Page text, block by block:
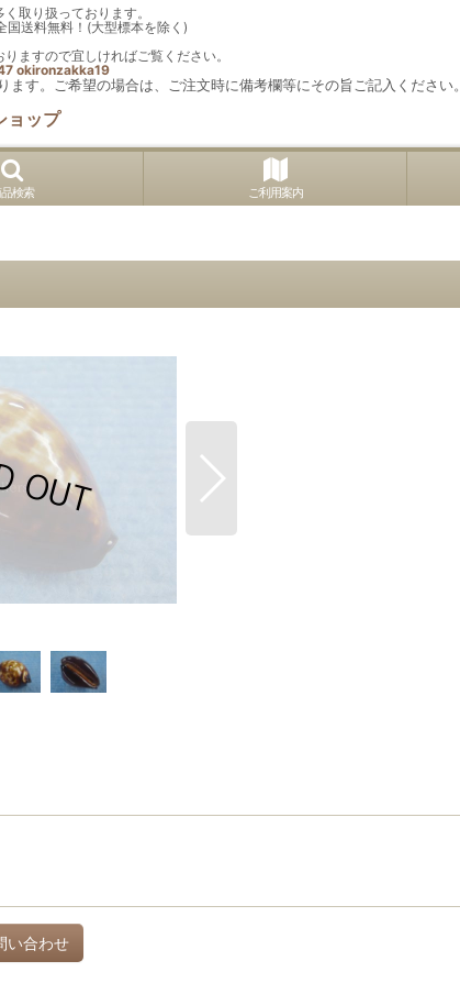
取り扱っております。
国送料無料！(大型標本を除く)
ますので宜しければご覧ください。
okironzakka19
す。ご希望の場合は、ご注文時に備考欄等にその旨ご記入ください。
ョップ
検索 ご利用案内
い合わせ